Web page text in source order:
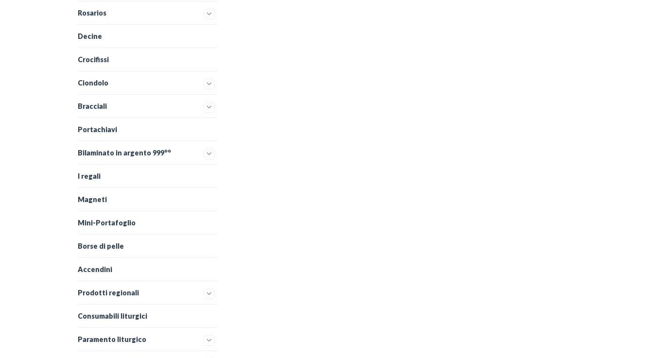
Rosarios
Decine
Crocifissi
Ciondolo
Bracciali
Portachiavi
Bilaminato in argento 999°°
I regali
Magneti
Mini-Portafoglio
Borse di pelle
Accendini
Prodotti regionali
Consumabili liturgici
Paramento liturgico